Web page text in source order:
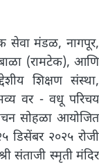
सेवा मंडळ, नागपूर,
(रामटेक), आणि
शिक्षण संस्था,
वर - वधू परिचय
सोहळा आयोजित
डिसेंबर २०२५ रोजी
संताजी स्मृती मंदिर